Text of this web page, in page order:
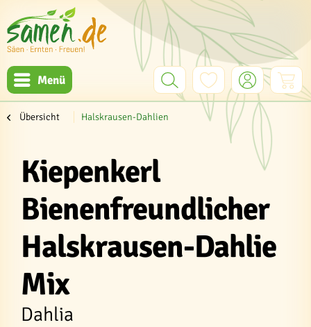
Menü
Übersicht Halskrausen-Dahlien
Kiepenkerl
Bienenfreundlicher
Halskrausen-Dahlie
Mix
Dahlia